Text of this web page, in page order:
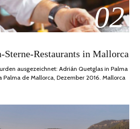
02
Restaurants in Mallorca
ausgezeichnet: Adrián Quetglas in Palma
Palma de Mallorca, Dezember 2016. Mallorca